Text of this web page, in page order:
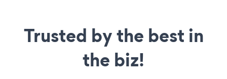
Trusted by the best in
the biz!